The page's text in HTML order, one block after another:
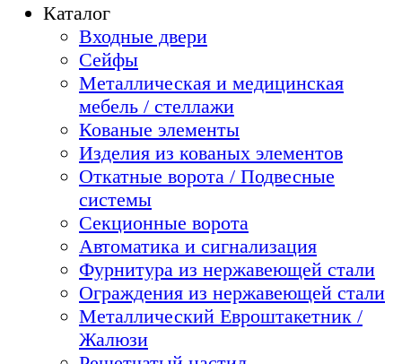
Каталог
Входные двери
Сейфы
Металлическая и медицинская
мебель / стеллажи
Кованые элементы
Изделия из кованых элементов
Откатные ворота / Подвесные
системы
Секционные ворота
Автоматика и сигнализация
Фурнитура из нержавеющей стали
Ограждения из нержавеющей стали
Металлический Евроштакетник /
Жалюзи